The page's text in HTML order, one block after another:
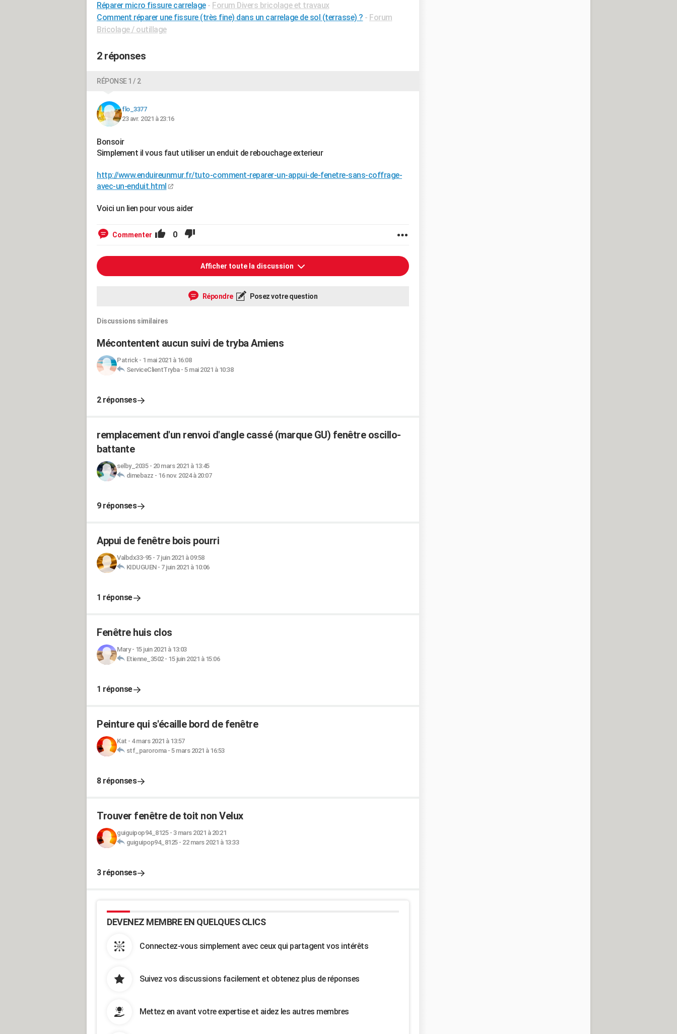
Réparer micro fissure carrelage - Forum Divers bricolage et travaux
Comment réparer une fissure (très fine) dans un carrelage de sol (terrasse) ? - Forum
Bricolage / outillage
2 réponses
RÉPONSE 1 / 2
flo_3377
23 avr. 2021 à 23:16
Bonsoir
Simplement il vous faut utiliser un enduit de rebouchage exterieur
http://www.enduireunmur.fr/tuto-comment-reparer-un-appui-de-fenetre-sans-coffrage-
avec-un-enduit.html
Voici un lien pour vous aider
Commenter 0
Afficher toute la discussion
Répondre Posez votre question
Discussions similaires
Mécontentent aucun suivi de tryba Amiens
Patrick- 1 mai 2021 à 16:08
ServiceClientTryba- 5 mai 2021 à 10:38
2 réponses
remplacement d'un renvoi d'angle cassé (marque GU) fenêtre oscillo-
battante
selby_2035- 20 mars 2021 à 13:45
dimebazz - 16 nov. 2024 à 20:07
9 réponses
Appui de fenêtre bois pourri
Valbdx33-95- 7 juin 2021 à 09:58
KIDUGUEN- 7 juin 2021 à 10:06
1 réponse
Fenêtre huis clos
Mary- 15 juin 2021 à 13:03
Etienne_3502- 15 juin 2021 à 15:06
1 réponse
Peinture qui s'écaille bord de fenêtre
Kat - 4 mars 2021 à 13:57
stf_paroroma- 5 mars 2021 à 16:53
8 réponses
Trouver fenêtre de toit non Velux
guiguipop94_8125- 3 mars 2021 à 20:21
guiguipop94_8125- 22 mars 2021 à 13:33
3 réponses
DEVENEZ MEMBRE EN QUELQUES CLICS
Connectez-vous simplement avec ceux qui partagent vos intérêts
Suivez vos discussions facilement et obtenez plus de réponses
Mettez en avant votre expertise et aidez les autres membres